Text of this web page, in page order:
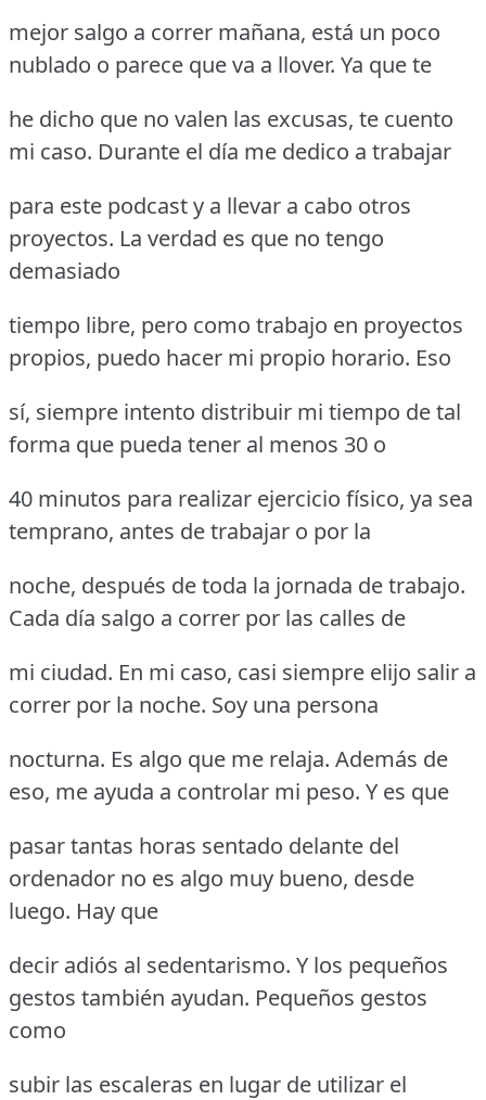
mejor salgo a correr mañana, está un poco
nublado o parece que va a llover. Ya que te
he dicho que no valen las excusas, te cuento
mi caso. Durante el día me dedico a trabajar
para este podcast y a llevar a cabo otros
proyectos. La verdad es que no tengo
demasiado
tiempo libre, pero como trabajo en proyectos
propios, puedo hacer mi propio horario. Eso
sí, siempre intento distribuir mi tiempo de tal
forma que pueda tener al menos 30 o
40 minutos para realizar ejercicio físico, ya sea
temprano, antes de trabajar o por la
noche, después de toda la jornada de trabajo.
Cada día salgo a correr por las calles de
mi ciudad. En mi caso, casi siempre elijo salir a
correr por la noche. Soy una persona
nocturna. Es algo que me relaja. Además de
eso, me ayuda a controlar mi peso. Y es que
pasar tantas horas sentado delante del
ordenador no es algo muy bueno, desde
luego. Hay que
decir adiós al sedentarismo. Y los pequeños
gestos también ayudan. Pequeños gestos
como
subir las escaleras en lugar de utilizar el